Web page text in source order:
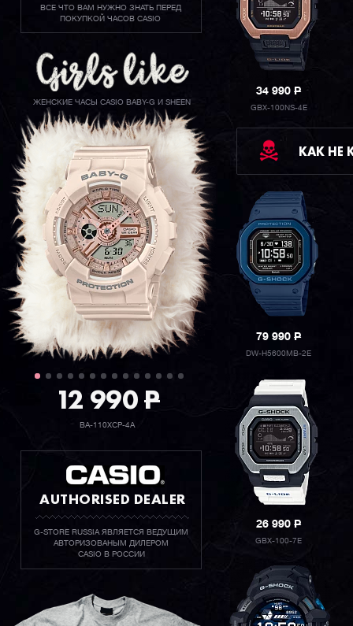
ВСЕ ЧТО ВАМ НУЖНО ЗНАТЬ ПЕРЕД
ПОКУПКОЙ ЧАСОВ CASIO
ЖЕНСКИЕ ЧАСЫ CASIO BABY-G И SHEEN
12 990P
BA-110XCP-4A
AUTHORISED DEALER
G-STORE RUSSIA ЯВЛЯЕТСЯ ВЕДУЩИМ
АВТОРИЗОВАНЫМ ДИЛЕРОМ
CASIO В РОССИИ
34 990P
GBX-100NS-4E
КАК НЕ
79 990P
DW-H5600MB-2E
26 990P
GBX-100-7E